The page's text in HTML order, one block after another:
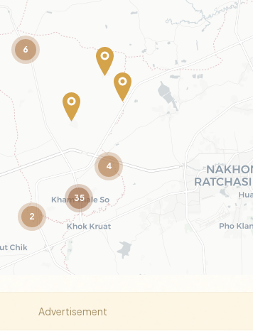
6
2
4
35
Advertisement